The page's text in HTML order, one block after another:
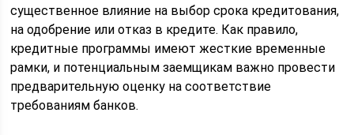
существенное влияние на выбор срока кредитования,
на одобрение или отказ в кредите. Как правило,
кредитные программы имеют жесткие временные
рамки, и потенциальным заемщикам важно провести
предварительную оценку на соответствие
требованиям банков.